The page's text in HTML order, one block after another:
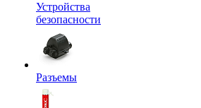
Устройства
безопасности
Разъемы